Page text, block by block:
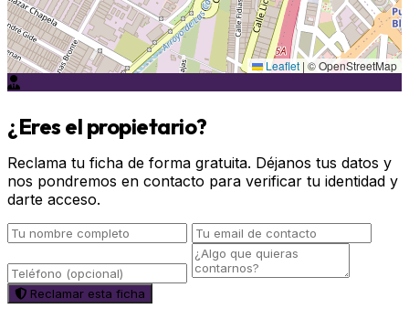
Leaflet | © OpenStreetMap
¿Eres el propietario?
Reclama tu ficha de forma gratuita. Déjanos tus datos y
nos pondremos en contacto para verificar tu identidad y
darte acceso.
Reclamar esta ficha